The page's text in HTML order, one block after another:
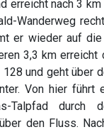
erreicht nach 3
Wanderweg
er wieder auf
3,3 km erreicht
und geht über
Von hier führt
Talpfad
den Fluss.